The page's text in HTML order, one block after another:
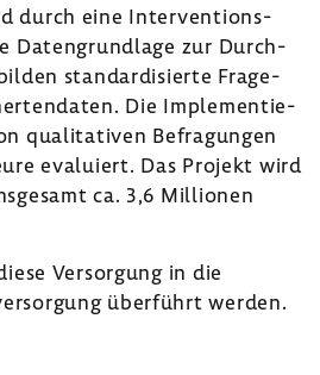
durch eine Inter­ven­ti­ons­
Daten­grund­lage zur Durch­
stan­dar­di­sierte Frage­
Die Imple­men­tie­
quali­ta­tiven Befra­gungen
evalu­iert. Das Projekt wird
ca. 3,6 Millionen
Versor­gung in die
über­führt werden.